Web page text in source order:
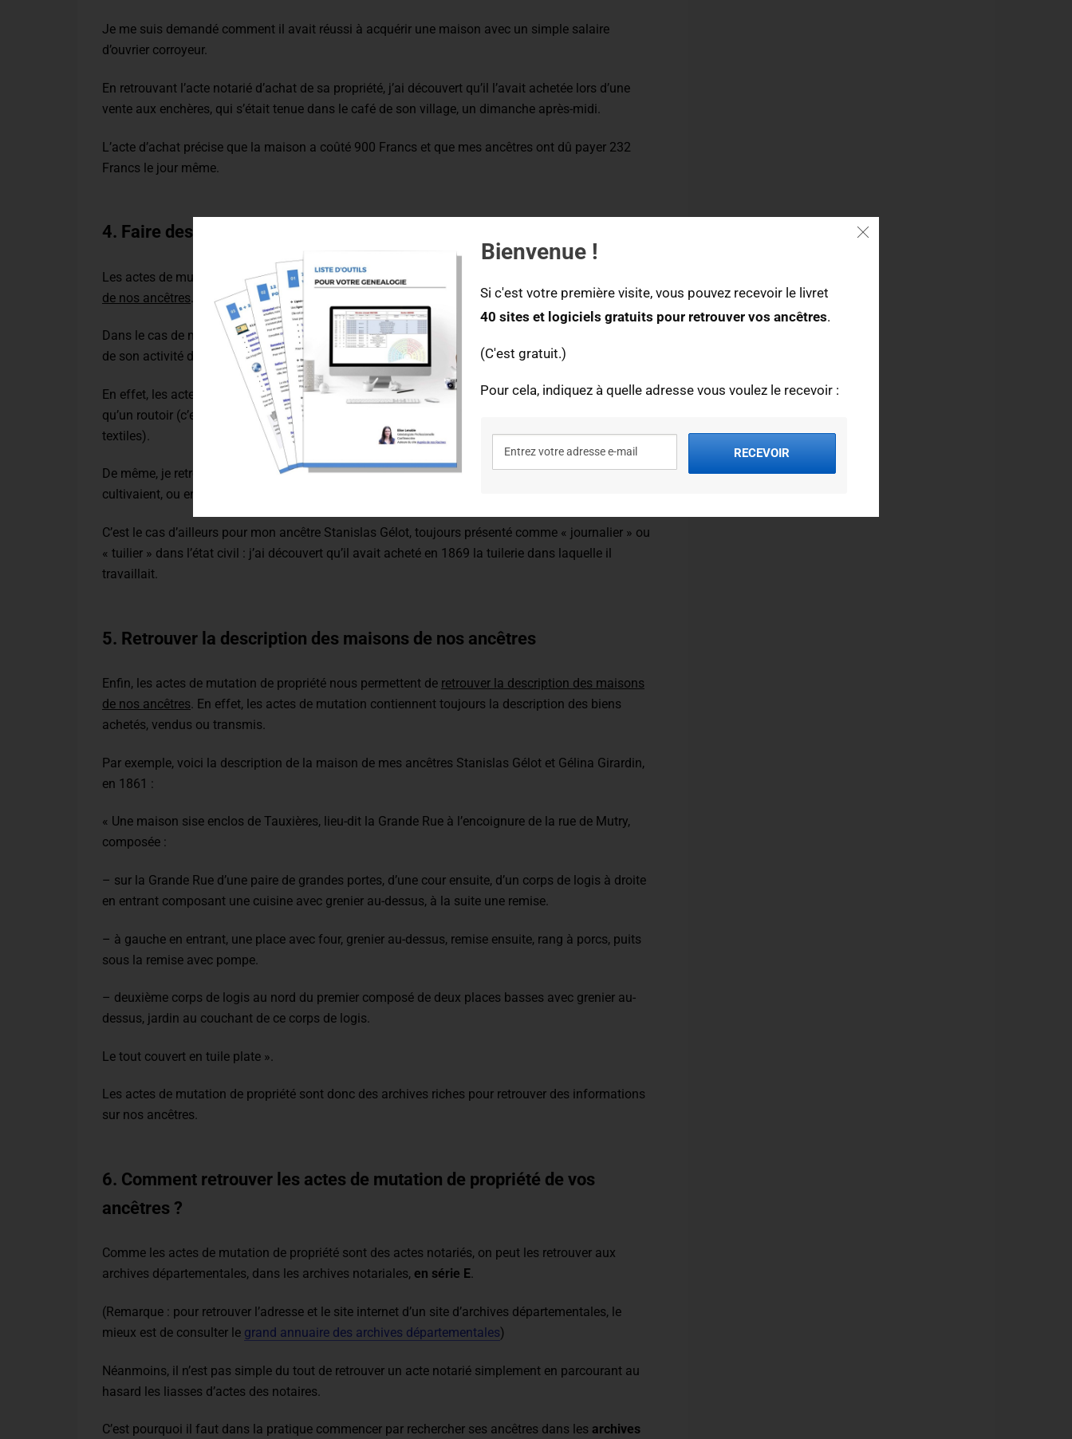
Je me suis demandé comment il avait réussi à acquérir une maison avec un simple salaire
d’ouvrier corroyeur.
En retrouvant l’acte notarié d’achat de sa propriété, j’ai découvert qu’il l’avait achetée lors d’une
vente aux enchères, qui s’était tenue dans le café de son village, un dimanche après-midi.
L’acte d’achat précise que la maison a coûté 900 Francs et que mes ancêtres ont dû payer 232
Francs le jour même.
4. Faire des découvertes sur les métiers de nos ancêtres
Les actes de mutation de propriété nous permettent aussi de
de nos ancêtres.
Dans le cas de mon ancêtre Jean Claude Commion, j’ai découvert qu’il travaillait le chanvre à côté
de son activité de manouvrier.
En effet, les actes notariés révèlent qu’il possédait 2 chènevières (des champs de chanvre), ainsi
qu’un routoir (c’est une étendue d’eau où on faisait tremper le chanvre pour séparer les fibres
textiles).
De même, je retrouve régulièrement des ancêtres journaliers qui possédaient un petit terrain qu’ils
cultivaient, ou encore des vignes.
C’est le cas d’ailleurs pour mon ancêtre Stanislas Gélot, toujours présenté comme « journalier » ou
« tuilier » dans l’état civil : j’ai découvert qu’il avait acheté en 1869 la tuilerie dans laquelle il
travaillait.
5. Retrouver la description des maisons de nos ancêtres
Enfin, les actes de mutation de propriété nous permettent de retrouver la description des maisons
de nos ancêtres. En effet, les actes de mutation contiennent toujours la description des biens
achetés, vendus ou transmis.
Par exemple, voici la description de la maison de mes ancêtres Stanislas Gélot et Gélina Girardin,
en 1861 :
« Une maison sise enclos de Tauxières, lieu-dit la Grande Rue à l’encoignure de la rue de Mutry,
composée :
– sur la Grande Rue d’une paire de grandes portes, d’une cour ensuite, d’un corps de logis à droite
en entrant composant une cuisine avec grenier au-dessus, à la suite une remise.
– à gauche en entrant, une place avec four, grenier au-dessus, remise ensuite, rang à porcs, puits
sous la remise avec pompe.
– deuxième corps de logis au nord du premier composé de deux places basses avec grenier au-
dessus, jardin au couchant de ce corps de logis.
Le tout couvert en tuile plate ».
Les actes de mutation de propriété sont donc des archives riches pour retrouver des informations
sur nos ancêtres.
6. Comment retrouver les actes de mutation de propriété de vos
ancêtres ?
Comme les actes de mutation de propriété sont des actes notariés, on peut les retrouver aux
archives départementales, dans les archives notariales, en série E.
(Remarque : pour retrouver l’adresse et le site internet d’un site d’archives départementales, le
mieux est de consulter le grand annuaire des archives départementales)
Néanmoins, il n’est pas simple du tout de retrouver un acte notarié simplement en parcourant au
hasard les liasses d’actes des notaires.
C’est pourquoi il faut dans la pratique commencer par rechercher ses ancêtres dans les archives
Bienvenue !
Si c'est votre première visite, vous pouvez recevoir le livret
40 sites et logiciels gratuits pour retrouver vos ancêtres.
(C'est gratuit.)
Pour cela, indiquez à quelle adresse vous voulez le recevoir :
RECEVOIR